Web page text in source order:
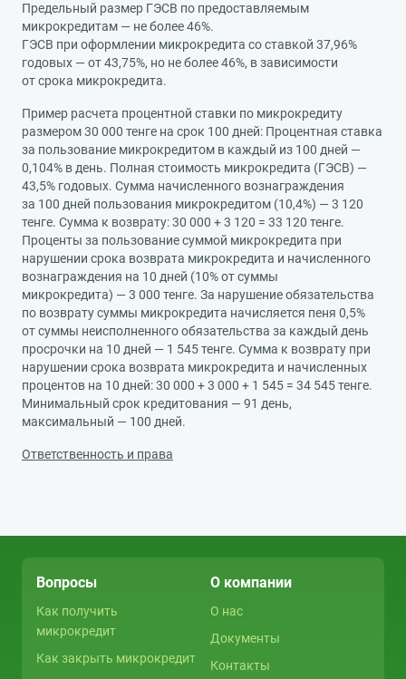
Предельный размер ГЭСВ по предоставляемым
микрокредитам — не более 46%.
ГЭСВ при оформлении микрокредита со ставкой 37,96%
годовых — от 43,75%, но не более 46%, в зависимости
от срока микрокредита.
Пример расчета процентной ставки по микрокредиту
размером 30 000 тенге на срок 100 дней: Процентная ставка
за пользование микрокредитом в каждый из 100 дней —
0,104% в день. Полная стоимость микрокредита (ГЭСВ) —
43,5% годовых. Сумма начисленного вознаграждения
за 100 дней пользования микрокредитом (10,4%) — 3 120
тенге. Сумма к возврату: 30 000 + 3 120 = 33 120 тенге.
Проценты за пользование суммой микрокредита при
нарушении срока возврата микрокредита и начисленного
вознаграждения на 10 дней (10% от суммы
микрокредита) — 3 000 тенге. За нарушение обязательства
по возврату суммы микрокредита начисляется пеня 0,5%
от суммы неисполненного обязательства за каждый день
просрочки на 10 дней — 1 545 тенге. Сумма к возврату при
нарушении срока возврата микрокредита и начисленных
процентов на 10 дней: 30 000 + 3 000 + 1 545 = 34 545 тенге.
Минимальный срок кредитования — 91 день,
максимальный — 100 дней.
Ответственность и права
Вопросы
Как получить
микрокредит
Как закрыть микрокредит
О компании
О нас
Документы
Контакты